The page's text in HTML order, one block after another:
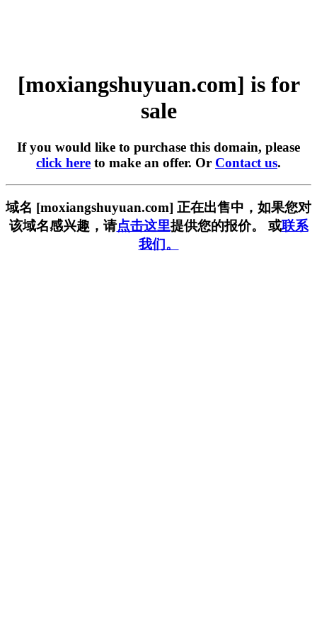
[moxiangshuyuan.com] is for
sale
If you would like to purchase this domain, please
click here to make an offer. Or Contact us.
域名 [moxiangshuyuan.com] 正在出售中，如果您对
该域名感兴趣，请点击这里提供您的报价。 或联系
我们。